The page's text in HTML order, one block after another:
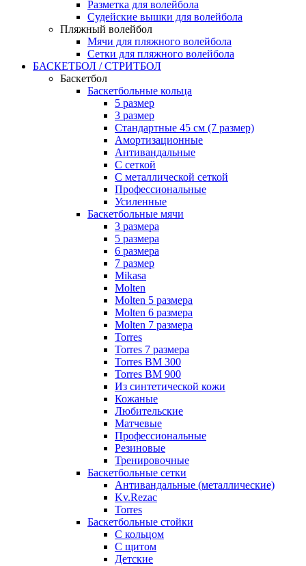
Разметка для волейбола
Судейские вышки для волейбола
Пляжный волейбол
Мячи для пляжного волейбола
Сетки для пляжного волейбола
БАСКЕТБОЛ / СТРИТБОЛ
Баскетбол
Баскетбольные кольца
5 размер
3 размер
Стандартные 45 см (7 размер)
Амортизационные
Антивандальные
С сеткой
С металлической сеткой
Профессиональные
Усиленные
Баскетбольные мячи
3 размера
5 размера
6 размера
7 размер
Mikasa
Molten
Molten 5 размера
Molten 6 размера
Molten 7 размера
Torres
Torres 7 размера
Torres BM 300
Torres BM 900
Из синтетической кожи
Кожаные
Любительские
Матчевые
Профессиональные
Резиновые
Тренировочные
Баскетбольные сетки
Антивандальные (металлические)
Kv.Rezac
Torres
Баскетбольные стойки
С кольцом
С щитом
Детские